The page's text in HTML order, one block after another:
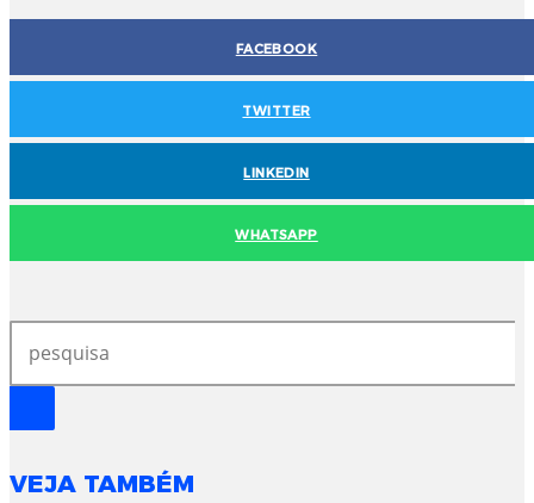
FACEBOOK
TWITTER
LINKEDIN
WHATSAPP
VEJA TAMBÉM